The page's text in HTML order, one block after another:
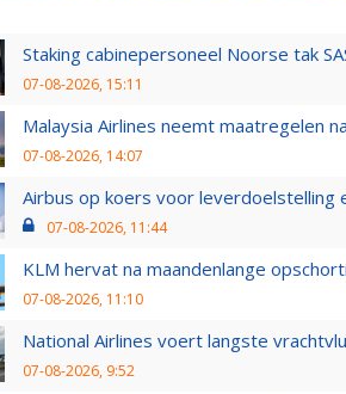
Staking cabinepersoneel Noorse tak
07-08-2026, 15:11
Malaysia Airlines neemt maatregelen
07-08-2026, 14:07
Airbus op koers voor
07-08-2026, 11:44
KLM hervat na maandenlange
07-08-2026, 11:10
National Airlines voert langste
07-08-2026, 9:52